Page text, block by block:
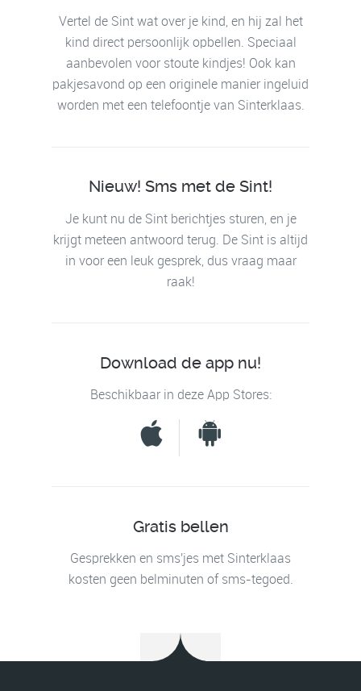
Vertel de Sint wat over je kind, en hij zal het
kind direct persoonlijk opbellen. Speciaal
aanbevolen voor stoute kindjes! Ook kan
pakjesavond op een originele manier ingeluid
worden met een telefoontje van Sinterklaas.
Nieuw! Sms met de Sint!
Je kunt nu de Sint berichtjes sturen, en je
krijgt meteen antwoord terug. De Sint is altijd
in voor een leuk gesprek, dus vraag maar
raak!
Download de app nu!
Beschikbaar in deze App Stores:
Gratis bellen
Gesprekken en sms'jes met Sinterklaas
kosten geen belminuten of sms-tegoed.